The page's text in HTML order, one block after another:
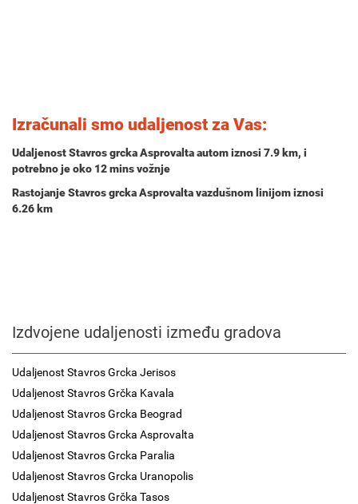
Izračunali smo udaljenost za Vas:
Udaljenost Stavros grcka Asprovalta autom iznosi 7.9 km, i
potrebno je oko 12 minsvožnje
Rastojanje Stavros grcka Asprovalta vazdušnom linijom iznosi
6.26 km
Izdvojene udaljenosti između gradova
Udaljenost Stavros Grcka Jerisos
Udaljenost Stavros Grčka Kavala
Udaljenost Stavros Grcka Beograd
Udaljenost Stavros Grcka Asprovalta
Udaljenost Stavros Grcka Paralia
Udaljenost Stavros Grcka Uranopolis
Udaljenost Stavros Grčka Tasos